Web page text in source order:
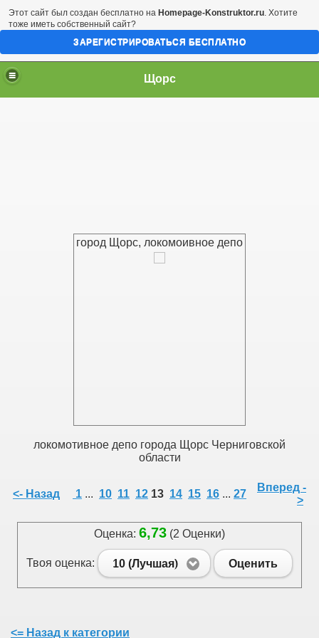
Щорс
город Щорс, локомоивное депо
локомотивное депо города Щорс Черниговской
области
<- Назад 1 ... 10 11 12 13 14 15 16 ... 27
Вперед -
>
Оценка: 6,73 (2 Оценки)
Твоя оценка: 10 (Лучшая) Оценить
<= Назад к категории
Этот сайт был создан бесплатно на Homepage-Konstruktor.ru. Хотите
тоже иметь собственный сайт?
ЗАРЕГИСТРИРОВАТЬСЯ БЕСПЛАТНО